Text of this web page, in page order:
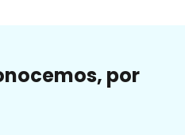
por